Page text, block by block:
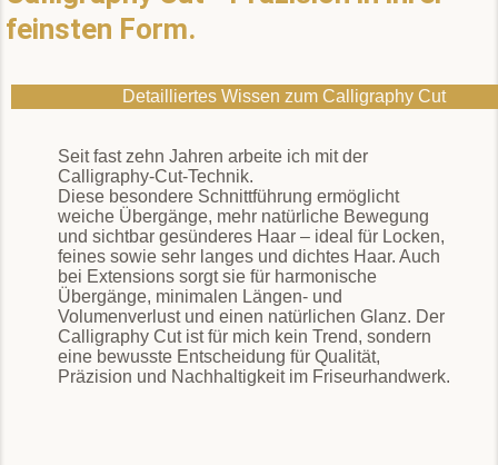
feinsten Form.
Detailliertes Wissen zum Calligraphy Cut
Seit fast zehn Jahren arbeite ich mit der
Calligraphy-Cut-Technik.
Diese besondere Schnittführung ermöglicht
weiche Übergänge, mehr natürliche Bewegung
und sichtbar gesünderes Haar – ideal für Locken,
feines sowie sehr langes und dichtes Haar. Auch
bei Extensions sorgt sie für harmonische
Übergänge, minimalen Längen- und
Volumenverlust und einen natürlichen Glanz. Der
Calligraphy Cut ist für mich kein Trend, sondern
eine bewusste Entscheidung für Qualität,
Präzision und Nachhaltigkeit im Friseurhandwerk.